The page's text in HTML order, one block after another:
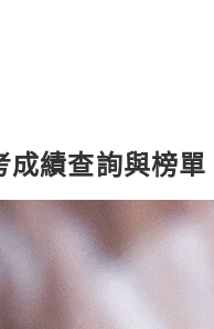
成績查詢與榜